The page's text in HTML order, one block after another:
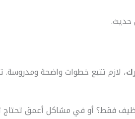
، لازم تتبع خطوات واضحة
فقط؟ أو في مشاكل أعمق تحتاج